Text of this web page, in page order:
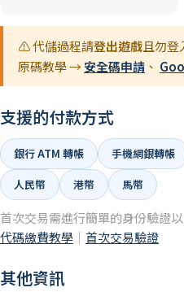
⚠️ 代儲過程請登出遊戲且勿
原碼教學 →安全碼申請 、
支援的付款方式
銀行 ATM 轉帳 手機網銀轉帳
人民幣
港幣 馬幣
首次交易需進行簡單的身份驗證
代碼繳費教學 ｜ 首次交易驗證
其他資訊